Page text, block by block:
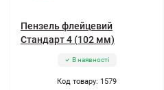
Пензель флейцевий
Стандарт 4 (102 мм)
В наявності
Код товару: 1579